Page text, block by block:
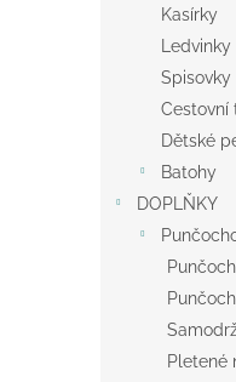
Kasírky
Ledvinky
Spisovky
Cestovní
Dětské
Batohy
DOPLŇKY
Pletené